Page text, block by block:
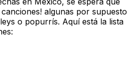
algunas por supuesto
o popurrís. Aquí está la lista